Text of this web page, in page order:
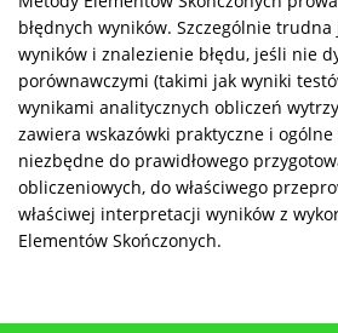
błędnych wyników. Szczególnie
wyników i znalezienie błędu, jeśli nie
porównawczymi (takimi jak wyniki
wynikami analitycznych obliczeń
zawiera wskazówki praktyczne i
niezbędne do prawidłowego
obliczeniowych, do właściwego
właściwej interpretacji wyników z
Elementów Skończonych.